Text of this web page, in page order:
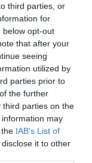
third parties, or
for
below opt-out
that after your
seeing
utilized by
parties prior to
the further
third parties on the
information may
IAB’s List of
it to other
egyik nagy
stílushoz.
napokon,
Akkor mutat
egy lenvászon
máris megvan
hat
tornacipő